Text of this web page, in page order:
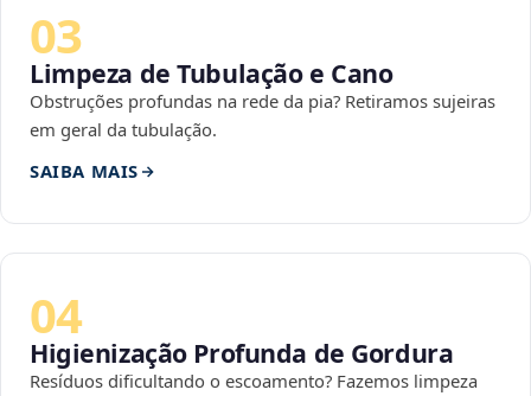
03
Limpeza de Tubulação e Cano
Obstruções profundas na rede da pia? Retiramos sujeiras
em geral da tubulação.
SAIBA MAIS
04
Higienização Profunda de Gordura
Resíduos dificultando o escoamento? Fazemos limpeza